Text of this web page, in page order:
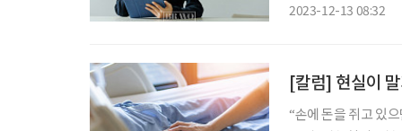
2023-12-13 08:32
[칼럼] 현실이
“손에 돈을 쥐고 있으면